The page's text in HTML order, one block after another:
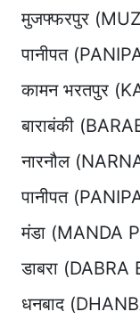
मुजफ्फरपुर
पानीपत
कामन भरतपुर
बाराबंकी
नारनौल
पानीपत
मंडा (MANDA
डाबरा
धनबाद